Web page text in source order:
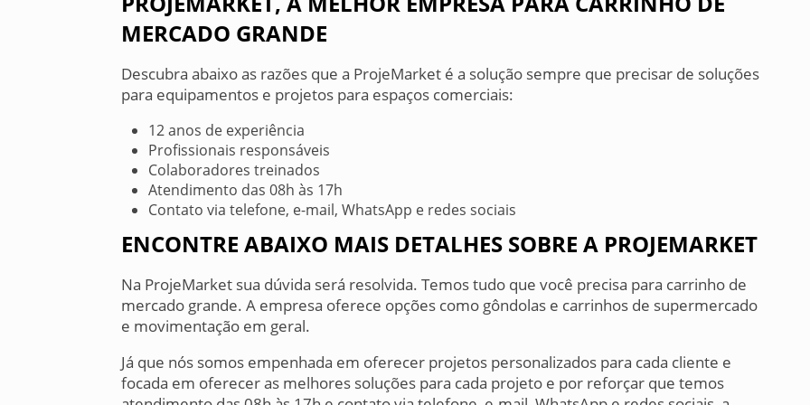
MERCADO GRANDE
Descubra abaixo as razões que a ProjeMarket é a solução sempre que precisar de soluções
para equipamentos e projetos para espaços comerciais:
12 anos de experiência
Profissionais responsáveis
Colaboradores treinados
Atendimento das 08h às 17h
Contato via telefone, e-mail, WhatsApp e redes sociais
ENCONTRE ABAIXO MAIS DETALHES SOBRE A PROJEMARKET
Na ProjeMarket sua dúvida será resolvida. Temos tudo que você precisa para carrinho de
mercado grande. A empresa oferece opções como gôndolas e carrinhos de supermercado
e movimentação em geral.
Já que nós somos empenhada em oferecer projetos personalizados para cada cliente e
focada em oferecer as melhores soluções para cada projeto e por reforçar que temos